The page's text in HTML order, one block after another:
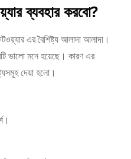
ব্যবহার করবো?
এর বৈশিষ্ট্য আলাদা আলাদা।
ভালো মনে হয়েছে। কারণ এর
দেয়া হলো।